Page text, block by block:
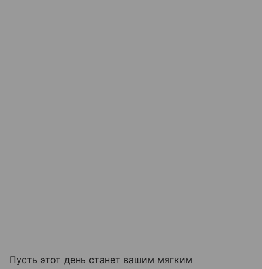
Пусть этот день станет вашим мягким